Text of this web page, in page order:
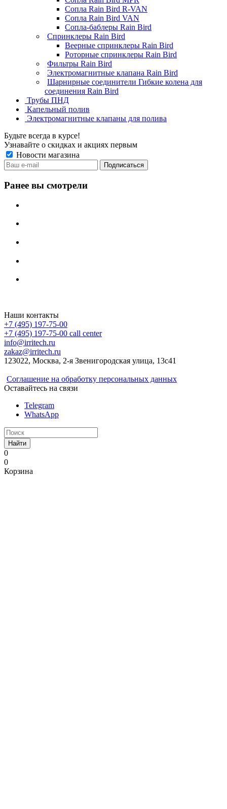
Сопла Rain Bird R-VAN
Сопла Rain Bird VAN
Сопла-баблеры Rain Bird
Спринклеры Rain Bird
Веерные спринклеры Rain Bird
Роторные спринклеры Rain Bird
Фильтры Rain Bird
Электромагнитные клапана Rain Bird
Шарнирные соединители Гибкие колена для
соединения Rain Bird
Трубы ПНД
Капельный полив
Электромагнитные клапаны для полива
Будьте всегда в курсе!
Узнавайте о скидках и акциях первым
Новости магазина
Ранее вы смотрели
Наши контакты
+7 (495) 197-75-00
+7 (495) 197-75-00 call center
info@irritech.ru
zakaz@irritech.ru
123022, Москва, 2-я Звенигородская улица, 13с41
Соглашение на обработку персональных данных
Оставайтесь на связи
Telegram
WhatsApp
Найти
0
0
Корзина